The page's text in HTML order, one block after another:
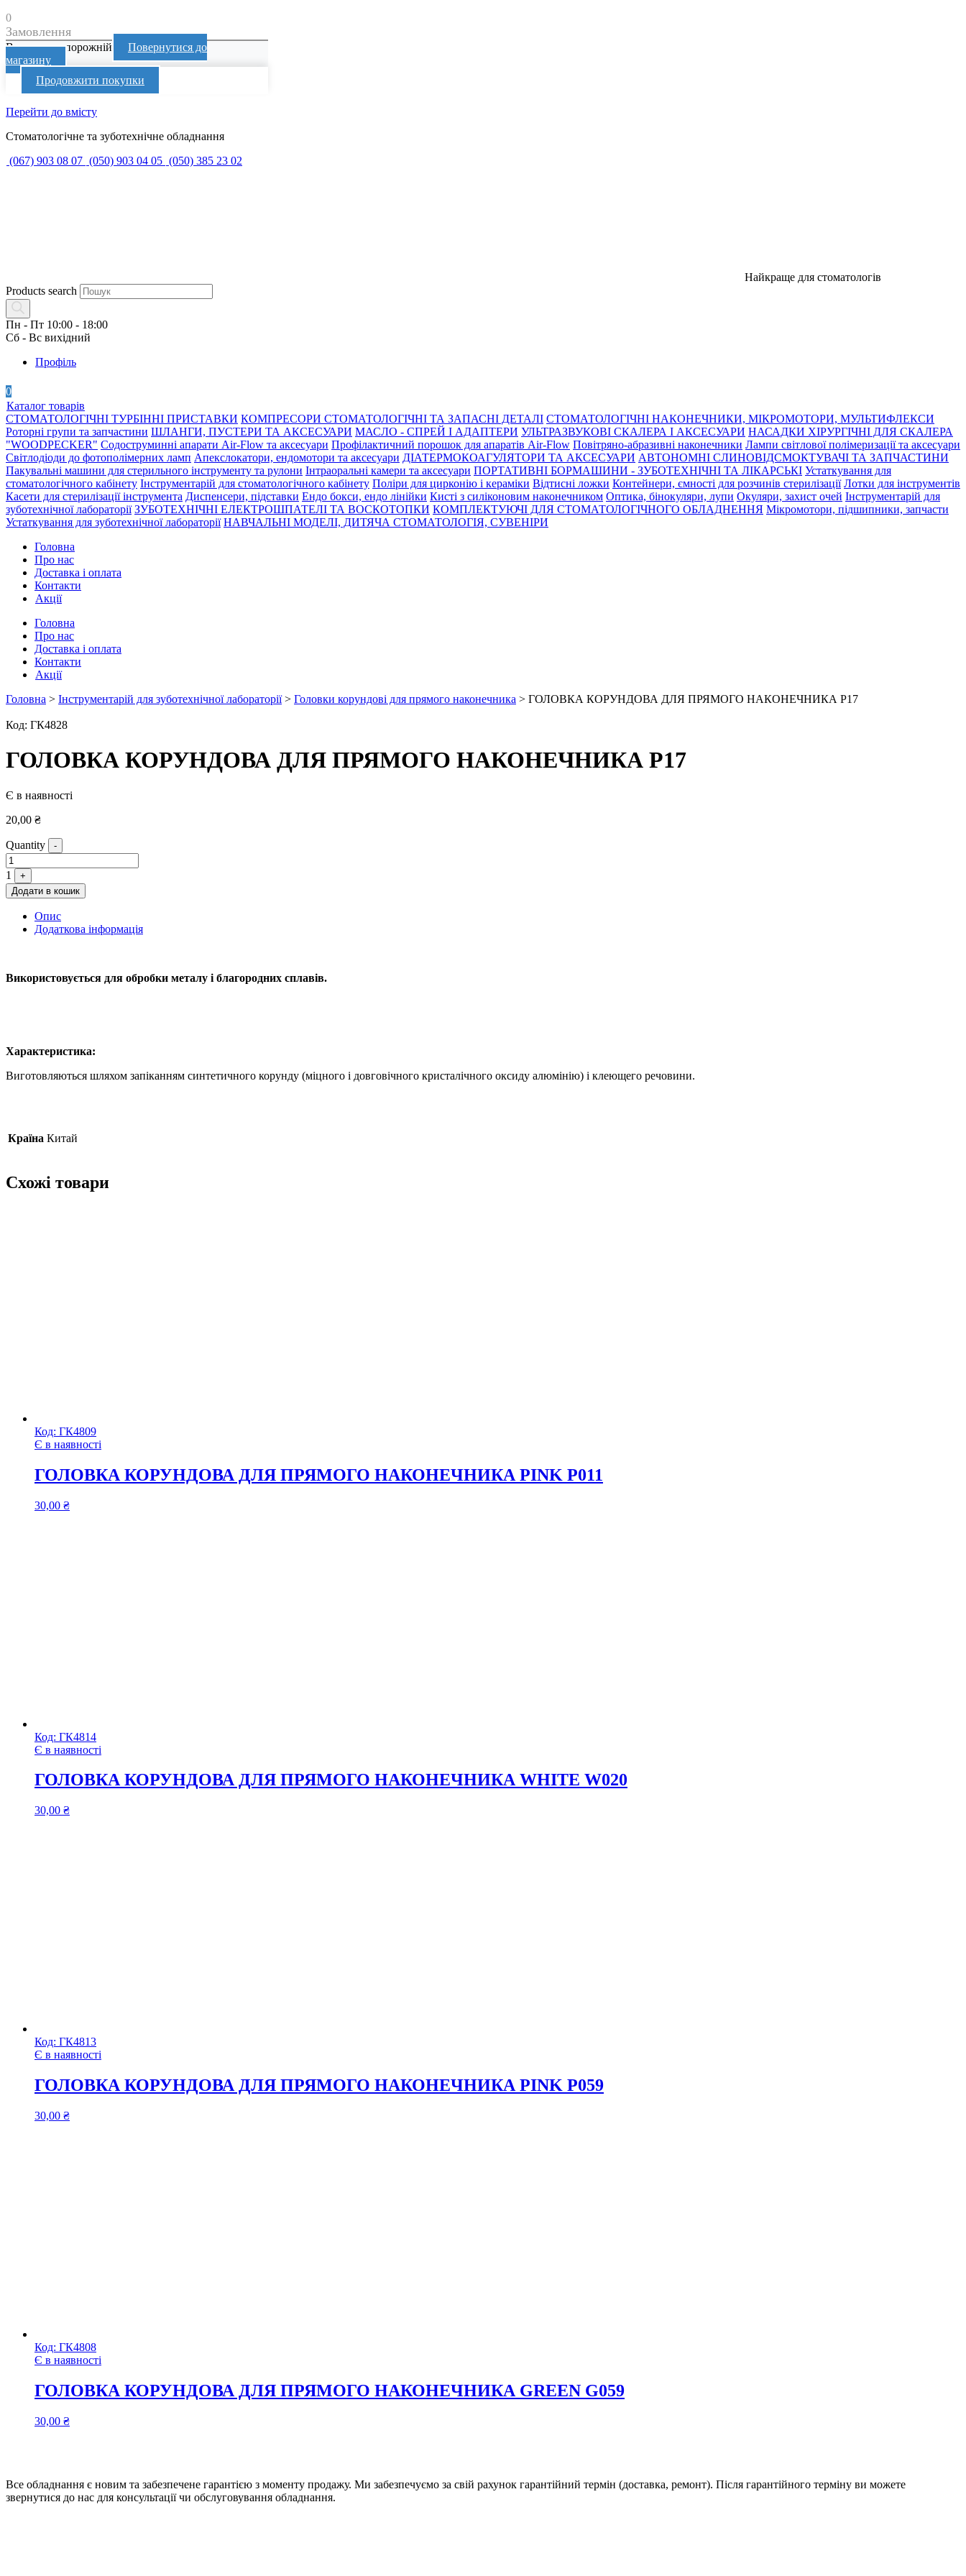
0
Замовлення
Ваш кошик порожній
Повернутися до
магазину
Продовжити покупки
Перейти до вмісту
Стоматологічне та зуботехнічне обладнання
(067) 903 08 07 (050) 903 04 05 (050) 385 23 02
Найкраще для стоматологів
Products search
Пн - Пт 10:00 - 18:00
Сб - Вс вихідний
Профіль
0
Каталог товарів
СТОМАТОЛОГІЧНІ ТУРБІННІ ПРИСТАВКИ КОМПРЕСОРИ СТОМАТОЛОГІЧНІ ТА ЗАПАСНІ ДЕТАЛІ СТОМАТОЛОГІЧНІ НАКОНЕЧНИКИ, МІКРОМОТОРИ, МУЛЬТИФЛЕКСИ
Роторні групи та запчастини ШЛАНГИ, ПУСТЕРИ ТА АКСЕСУАРИ МАСЛО - СПРЕЙ І АДАПТЕРИ УЛЬТРАЗВУКОВІ СКАЛЕРА І АКСЕСУАРИ НАСАДКИ ХІРУРГІЧНІ ДЛЯ СКАЛЕРА
"WOODPECKER" Содоструминні апарати Air-Flow та аксесуари Профілактичний порошок для апаратів Air-Flow Повітряно-абразивні наконечники Лампи світлової полімеризації та аксесуари
Світлодіоди до фотополімерних ламп Апекслокатори, ендомотори та аксесуари ДІАТЕРМОКОАГУЛЯТОРИ ТА АКСЕСУАРИ АВТОНОМНІ СЛИНОВІДСМОКТУВАЧІ ТА ЗАПЧАСТИНИ
Пакувальні машини для стерильного інструменту та рулони Інтраоральні камери та аксесуари ПОРТАТИВНІ БОРМАШИНИ - ЗУБОТЕХНІЧНІ ТА ЛІКАРСЬКІ Устаткування для
стоматологічного кабінету Інструментарій для стоматологічного кабінету Поліри для цирконію і кераміки Відтисні ложки Контейнери, ємності для розчинів стерилізації Лотки для інструментів
Касети для стерилізації інструмента Диспенсери, підставки Ендо бокси, ендо лінійки Кисті з силіконовим наконечником Оптика, бінокуляри, лупи Окуляри, захист очей Інструментарій для
зуботехнічної лабораторії ЗУБОТЕХНІЧНІ ЕЛЕКТРОШПАТЕЛІ ТА ВОСКОТОПКИ КОМПЛЕКТУЮЧІ ДЛЯ СТОМАТОЛОГІЧНОГО ОБЛАДНЕННЯ Мікромотори, підшипники, запчасти
Устаткування для зуботехнічної лабораторії НАВЧАЛЬНІ МОДЕЛІ, ДИТЯЧА СТОМАТОЛОГІЯ, СУВЕНІРИ
Головна
Про нас
Доставка і оплата
Контакти
Акції
Головна
Про нас
Доставка і оплата
Контакти
Акції
Головна > Інструментарій для зуботехнічної лабораторії> Головки корундові для прямого наконечника > ГОЛОВКА КОРУНДОВА ДЛЯ ПРЯМОГО НАКОНЕЧНИКА P17
Код: ГК4828
ГОЛОВКА КОРУНДОВА ДЛЯ ПРЯМОГО НАКОНЕЧНИКА P17
Є в наявності
20,00 ₴
Quantity -
1
+
Додати в кошик
Опис
Додаткова інформація
Використовується для обробки металу і благородних сплавів.
Характеристика:
Виготовляються шляхом запіканням синтетичного корунду (міцного і довговічного кристалічного оксиду алюмінію) і клеющего речовини.
Країна Китай
Схожі товари
Код: ГК4809
Є в наявності
ГОЛОВКА КОРУНДОВА ДЛЯ ПРЯМОГО НАКОНЕЧНИКА PINK P011
30,00 ₴
Код: ГК4814
Є в наявності
ГОЛОВКА КОРУНДОВА ДЛЯ ПРЯМОГО НАКОНЕЧНИКА WHITE W020
30,00 ₴
Код: ГК4813
Є в наявності
ГОЛОВКА КОРУНДОВА ДЛЯ ПРЯМОГО НАКОНЕЧНИКА PINK P059
30,00 ₴
Код: ГК4808
Є в наявності
ГОЛОВКА КОРУНДОВА ДЛЯ ПРЯМОГО НАКОНЕЧНИКА GREEN G059
30,00 ₴
Все обладнання є новим та забезпечене гарантією з моменту продажу. Ми забезпечуємо за свій рахунок гарантійний термін (доставка, ремонт). Після гарантійного терміну ви можете
звернутися до нас для консультації чи обслуговування обладнання.